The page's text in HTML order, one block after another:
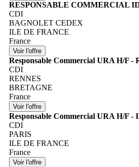
RESPONSABLE COMMERCIAL
CDI
BAGNOLET CEDEX
ILE DE FRANCE
France
Responsable Commercial URA H/F -
CDI
RENNES
BRETAGNE
France
Responsable Commercial URA H/F -
CDI
PARIS
ILE DE FRANCE
France